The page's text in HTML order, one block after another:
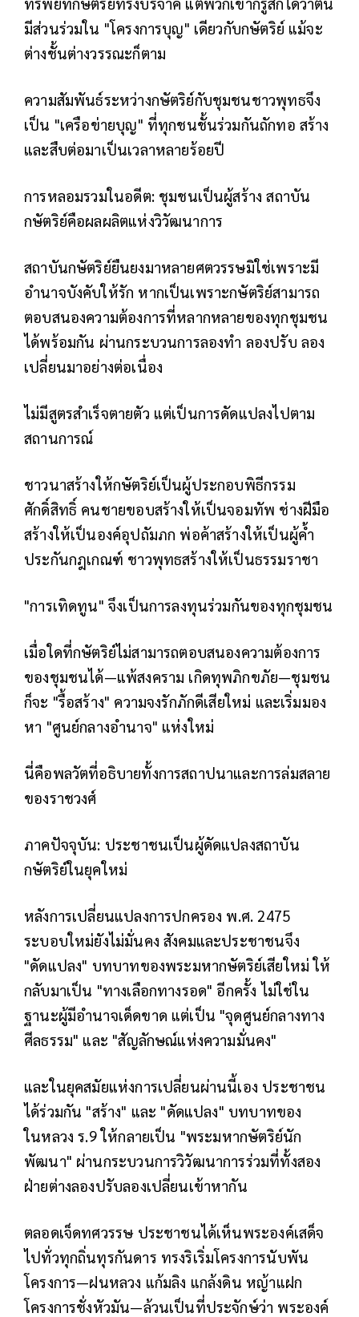
มีส่วนร่วมใน "โครงการบุญ" เดียวกับกษัตริย์ แม้จะ
ต่างชั้นต่างวรรณะก็ตาม
ความสัมพันธ์ระหว่างกษัตริย์กับชุมชนชาวพุทธจึง
เป็น "เครือข่ายบุญ" ที่ทุกชนชั้นร่วมกันถักทอ สร้าง
และสืบต่อมาเป็นเวลาหลายร้อยปี
การหลอมรวมในอดีต: ชุมชนเป็นผู้สร้าง สถาบัน
กษัตริย์คือผลผลิตแห่งวิวัฒนาการ
สถาบันกษัตริย์ยืนยงมาหลายศตวรรษมิใช่เพราะมี
อำนาจบังคับให้รัก หากเป็นเพราะกษัตริย์สามารถ
ตอบสนองความต้องการที่หลากหลายของทุกชุมชน
ได้พร้อมกัน ผ่านกระบวนการลองทำ ลองปรับ ลอง
เปลี่ยนมาอย่างต่อเนื่อง
ไม่มีสูตรสำเร็จตายตัว แต่เป็นการดัดแปลงไปตาม
สถานการณ์
ชาวนาสร้างให้กษัตริย์เป็นผู้ประกอบพิธีกรรม
ศักดิ์สิทธิ์ คนชายขอบสร้างให้เป็นจอมทัพ ช่างฝีมือ
สร้างให้เป็นองค์อุปถัมภก พ่อค้าสร้างให้เป็นผู้ค้ำ
ประกันกฎเกณฑ์ ชาวพุทธสร้างให้เป็นธรรมราชา
"การเทิดทูน" จึงเป็นการลงทุนร่วมกันของทุกชุมชน
เมื่อใดที่กษัตริย์ไม่สามารถตอบสนองความต้องการ
ของชุมชนได้—แพ้สงคราม เกิดทุพภิกขภัย—ชุมชน
ก็จะ "รื้อสร้าง" ความจงรักภักดีเสียใหม่ และเริ่มมอง
หา "ศูนย์กลางอำนาจ" แห่งใหม่
นี่คือพลวัตที่อธิบายทั้งการสถาปนาและการล่มสลาย
ของราชวงศ์
ภาคปัจจุบัน: ประชาชนเป็นผู้ดัดแปลงสถาบัน
กษัตริย์ในยุคใหม่
หลังการเปลี่ยนแปลงการปกครอง พ.ศ. 2475
ระบอบใหม่ยังไม่มั่นคง สังคมและประชาชนจึง
"ดัดแปลง" บทบาทของพระมหากษัตริย์เสียใหม่ ให้
กลับมาเป็น "ทางเลือกทางรอด" อีกครั้ง ไม่ใช่ใน
ฐานะผู้มีอำนาจเด็ดขาด แต่เป็น "จุดศูนย์กลางทาง
ศีลธรรม" และ "สัญลักษณ์แห่งความมั่นคง"
และในยุคสมัยแห่งการเปลี่ยนผ่านนี้เอง ประชาชน
ได้ร่วมกัน "สร้าง" และ "ดัดแปลง" บทบาทของ
ในหลวง ร.9 ให้กลายเป็น "พระมหากษัตริย์นัก
พัฒนา" ผ่านกระบวนการวิวัฒนาการร่วมที่ทั้งสอง
ฝ่ายต่างลองปรับลองเปลี่ยนเข้าหากัน
ตลอดเจ็ดทศวรรษ ประชาชนได้เห็นพระองค์เสด็จ
ไปทั่วทุกถิ่นทุรกันดาร ทรงริเริ่มโครงการนับพัน
โครงการ—ฝนหลวง แก้มลิง แกล้งดิน หญ้าแฝก
โครงการชั่งหัวมัน—ล้วนเป็นที่ประจักษ์ว่า พระองค์